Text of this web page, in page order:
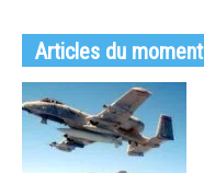
Articles du moment